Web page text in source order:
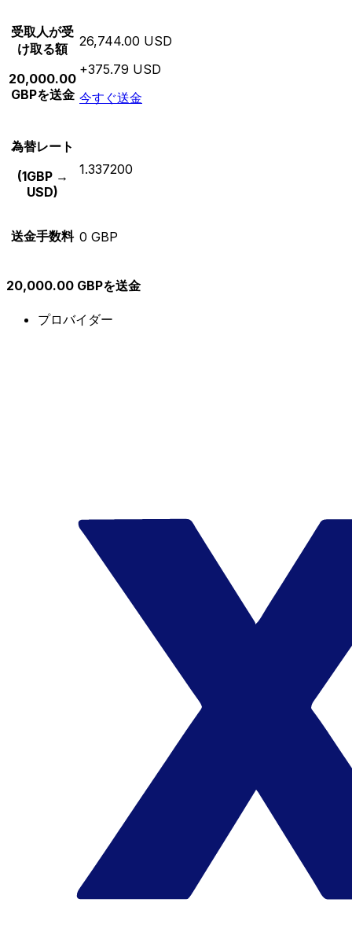
受取人が受
け取る額
20,000.00
GBPを送金
26,744.00 USD
+375.79 USD
今すぐ送金
為替レート
(1GBP →
USD)
1.337200
送金手数料 0 GBP
20,000.00 GBPを送金
プロバイダー